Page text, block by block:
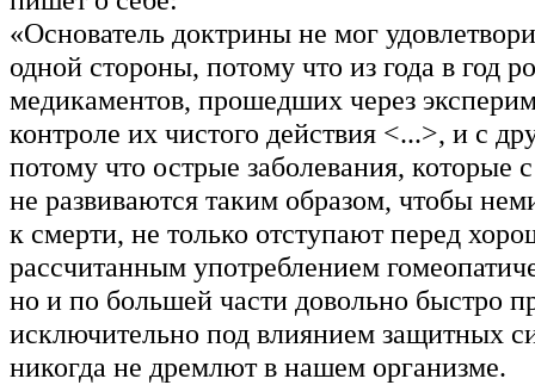
«Основатель доктрины не мог
одной стороны, потому что из года в год
медикаментов, прошедших через
контроле их чистого действия <...>, и с
потому что острые заболевания, которые
не развиваются таким образом, чтобы
к смерти, не только отступают перед
рассчитанным употреблением
но и по большей части довольно быстро
исключительно под влиянием защитных
никогда не дремлют в нашем организме.